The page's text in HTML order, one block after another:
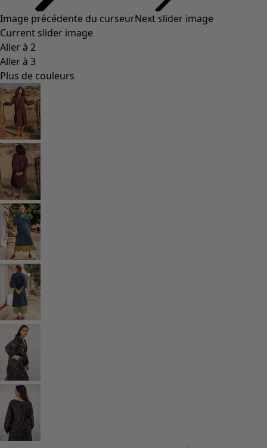
Styles de vétements
Vêtements en lin
Robes de style hippie
Grandes Tailles
À fleurs
Vêtements hippies
Une mode scandinave
Superpositions
À rayures
Des carreaux à foison
À pois
Vêtements bio
Un design suédois
Robes en jersey
Vêtements bohèmes
Des vêtements pour les soirées fraîches
Vêtements à motif
Coton
Coton biologique
Maillots de bain et vêtements de plage
Vêtements de fête